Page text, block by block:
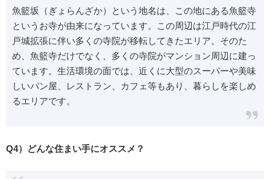
魚籃坂（ぎょらんざか）という地名は、この地にある魚籃寺
というお寺が由来になっています。この周辺は江戸時代の江
戸城拡張に伴い多くの寺院が移転してきたエリア。そのた
め、魚籃寺だけでなく、多くの寺院がマンション周辺に建っ
ています。生活環境の面では、近くに大型のスーパーや美味
しいパン屋、レストラン、カフェ等もあり、暮らしを楽しめ
るエリアです。
Q4）どんな住まい手にオススメ？